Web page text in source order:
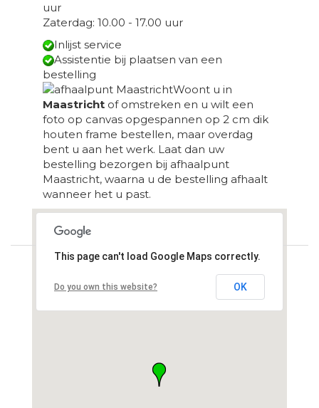
uur
Zaterdag: 10.00 - 17.00 uur
Inlijst service
Assistentie bij plaatsen van een
bestelling
Woont u in
Maastricht of omstreken en u wilt een
foto op canvas opgespannen op 2 cm dik
houten frame bestellen, maar overdag
bent u aan het werk. Laat dan uw
bestelling bezorgen bij afhaalpunt
Maastricht, waarna u de bestelling afhaalt
wanneer het u past.
Loading...
This page can't load Google Maps correctly.
Do you own this website? OK